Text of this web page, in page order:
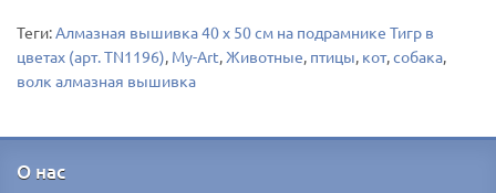
Теги:Алмазная вышивка 40 х 50 см на подрамнике Тигр в
цветах (арт. TN1196), My-Art, Животные, птицы, кот,собака,
волк алмазная вышивка
О нас